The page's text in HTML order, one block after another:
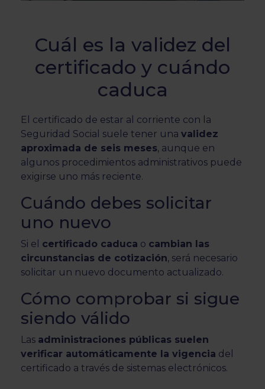
Cuál es la validez del
certificado y cuándo
caduca
El certificado de estar al corriente con la
Seguridad Social suele tener una validez
aproximada de seis meses, aunque en
algunos procedimientos administrativos puede
exigirse uno más reciente.
Cuándo debes solicitar
uno nuevo
Si el certificado caduca o cambian las
circunstancias de cotización, será necesario
solicitar un nuevo documento actualizado.
Cómo comprobar si sigue
siendo válido
Las administraciones públicas suelen
verificar automáticamente la vigencia del
certificado a través de sistemas electrónicos.